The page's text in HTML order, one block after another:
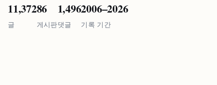
11,372
글
86
게시판
1,496
댓글
2006–2026
기록 기간